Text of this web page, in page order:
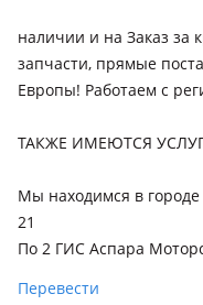
наличии и на Заказ за
запчасти, прямые
Европы! Работаем с
ТАКЖЕ ИМЕЮТСЯ
Мы находимся в
21
По 2 ГИС Аспара
Перевести